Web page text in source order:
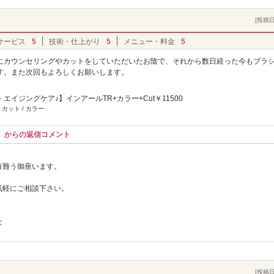
[投稿
ービス 5 技術・仕上がり 5 メニュー・料金 5
ウンセリングやカットをしていただいたお陰で、それから数日経った今もブラ
また次回もよろしくお願いします。
エイジングケア♪】インアールTR+カラー+Cut￥11500
ット / カラー
らの返信コメント
う御座います。
にご相談下さい。
[投稿